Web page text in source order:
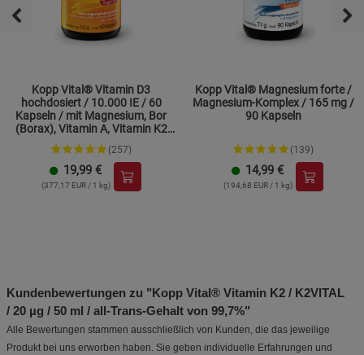
Kopp Vital® Vitamin D3
hochdosiert / 10.000 IE / 60
Kapseln / mit Magnesium, Bor
(Borax), Vitamin A, Vitamin K2
und Zink
(257)
19,99 €
(377,17 EUR / 1 kg)
Kopp Vital® Magnesium forte /
Magnesium-Komplex / 165 mg /
90 Kapseln
(139)
14,99 €
(194,68 EUR / 1 kg)
Kundenbewertungen zu "Kopp Vital® Vitamin K2 / K2VITAL
/ 20 µg / 50 ml / all-Trans-Gehalt von 99,7%"
Alle Bewertungen stammen ausschließlich von Kunden, die das jeweilige
Produkt bei uns erworben haben. Sie geben individuelle Erfahrungen und